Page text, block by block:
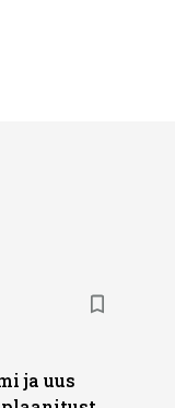
ja uus